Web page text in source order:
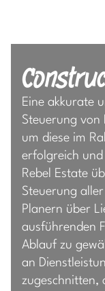
Eine akkurate
Steuerung von
um diese im
erfolgreich und
Rebel Estate
Steuerung
Planern über
ausführenden
Ablauf zu
an
zugeschnitten,